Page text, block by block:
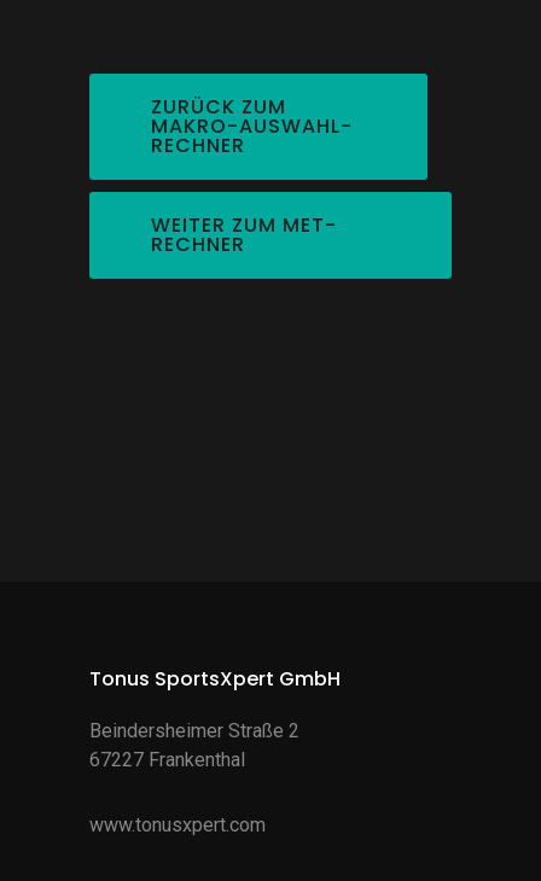
ZURÜCK ZUM
MAKRO-AUSWAHL-
RECHNER
WEITER ZUM MET-
RECHNER
Tonus SportsXpert GmbH
Beindersheimer Straße 2
67227 Frankenthal
www.tonusxpert.com